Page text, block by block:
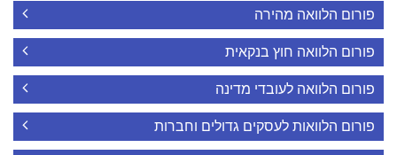
פורום הלוואה מהירה
פורום הלוואה חוץ בנקאית
פורום הלוואה לעובדי מדינה
פורום הלוואות לעסקים גדולים וחברות